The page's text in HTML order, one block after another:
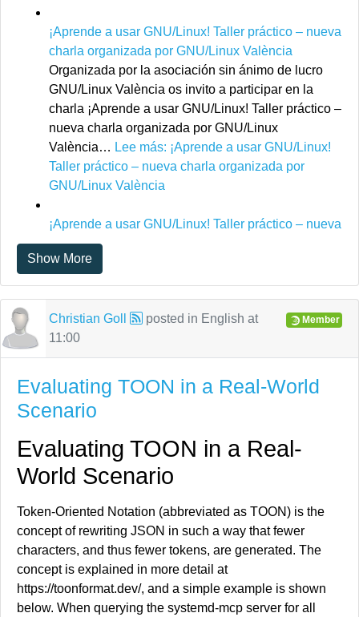
¡Aprende a usar GNU/Linux! Taller práctico – nueva
charla organizada por GNU/Linux València
Organizada por la asociación sin ánimo de lucro
GNU/Linux València os invito a participar en la
charla ¡Aprende a usar GNU/Linux! Taller práctico –
nueva charla organizada por GNU/Linux
València… Lee más: ¡Aprende a usar GNU/Linux!
Taller práctico – nueva charla organizada por
GNU/Linux València
¡Aprende a usar GNU/Linux! Taller práctico – nueva
charla organizada por GNU/Linux València
Organizada por la asociación sin ánimo de lucro
charla ¡Aprende a usar GNU/Linux! Taller práctico –
nueva charla organizada por GNU/Linux
València…
Taller práctico – nueva charla organizada por
GNU/Linux València
¡Hablemos! Bloqueo de anuncios, anti-tracking,
anonimización – nueva charla organizada por
GNU/Linux València
Organizada por la asociación sin ánimo de lucro
GNU/Linux València os invito a participar en la
Show More
Christian Goll posted in English at
11:00
Member
Evaluating TOON in a Real-World
Scenario
Evaluating TOON in a Real-
World Scenario
Token-Oriented Notation (abbreviated as TOON) is the
concept of rewriting JSON in such a way that fewer
characters, and thus fewer tokens, are generated. The
concept is explained in more detail at
https://toonformat.dev/, and a simple example is shown
below. When querying the systemd-mcp server for all